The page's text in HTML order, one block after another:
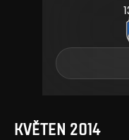
KVĚTEN 2014